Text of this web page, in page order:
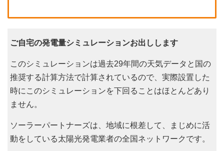
ご自宅の発電量シミュレーションお出しします
このシミュレーションは過去29年間の天気データと国の
推奨する計算方法で計算されているので、実際設置した
時にこのシミュレーションを下回ることはほとんどあり
ません。
ソーラーパートナーズは、地域に根差して、まじめに活
動をしている太陽光発電業者の全国ネットワークです。